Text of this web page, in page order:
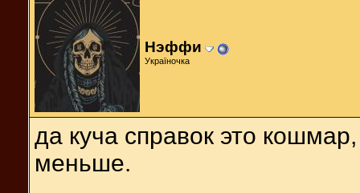
Нэффи
Україночка
да куча справок это
меньше.